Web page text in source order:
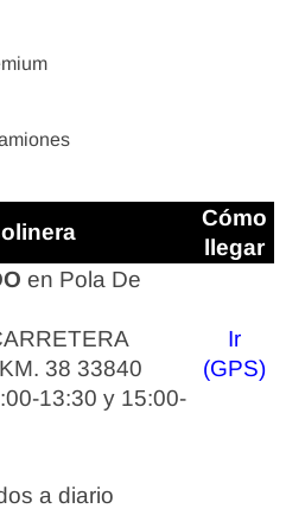
Cómo
llegar
en Pola De
38 33840
13:30 y 15:00-
Ir
(GPS)
a diario